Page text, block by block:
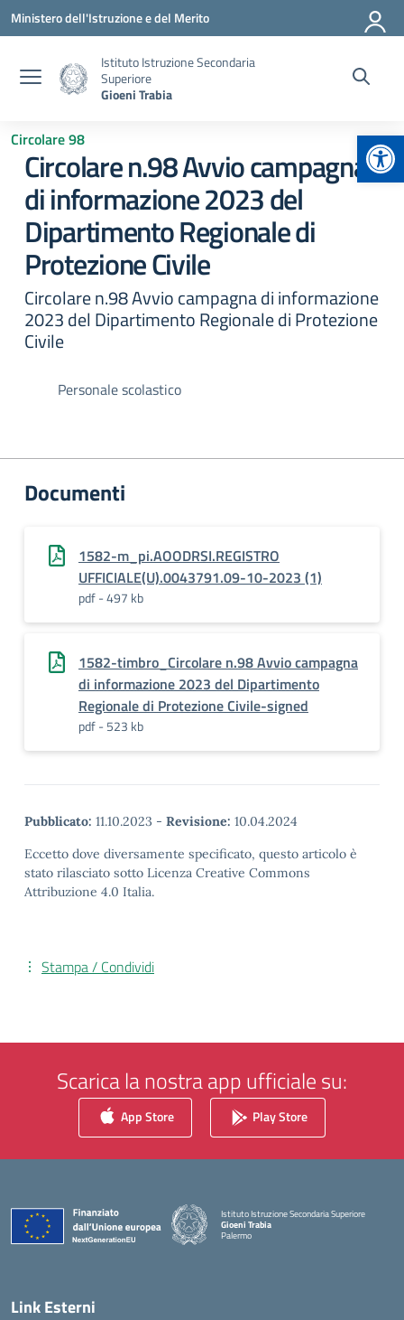
Vai ai contenuti
Vai al menu di navigazione
Vai al footer
Ministero dell'Istruzione e del Merito
Istituto Istruzione Secondaria
Superiore
Gioeni Trabia
Circolare 98
Circolare n.98 Avvio campagna
di informazione 2023 del
Dipartimento Regionale di
Protezione Civile
Circolare n.98 Avvio campagna di informazione
2023 del Dipartimento Regionale di Protezione
Civile
Personale scolastico
Documenti
1582-m_pi.AOODRSI.REGISTRO
UFFICIALE(U).0043791.09-10-2023 (1)
pdf - 497 kb
1582-timbro_Circolare n.98 Avvio campagna
di informazione 2023 del Dipartimento
Regionale di Protezione Civile-signed
pdf - 523 kb
Pubblicato: 11.10.2023 - Revisione: 10.04.2024
Eccetto dove diversamente specificato, questo articolo è
stato rilasciato sotto Licenza Creative Commons
Attribuzione 4.0 Italia.
Stampa / Condividi
Scarica la nostra app ufficiale su:
App Store Play Store
Istituto Istruzione Secondaria Superiore
Gioeni Trabia
Palermo
Link Esterni